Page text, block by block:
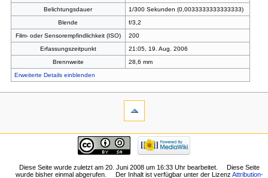
Belichtungsdauer
1/300 Sekunden (0,0033333333333333)
Blende
f/3,2
Film- oder Sensorempfindlichkeit (ISO)
200
Erfassungszeitpunkt
21:05, 19. Aug. 2006
Brennweite
28,6 mm
Erweiterte Details einblenden
Diese Seite wurde zuletzt am 20. Juni 2008 um 16:33 Uhr bearbeitet.
Diese Seite
wurde bisher einmal abgerufen.
Der Inhalt ist verfügbar unter der LizenzAttribution-